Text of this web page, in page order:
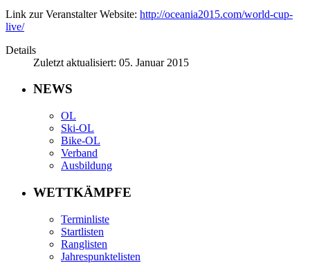
Link zur Veranstalter Website: http://oceania2015.com/world-cup-
live/
Details
Zuletzt aktualisiert: 05. Januar 2015
NEWS
OL
Ski-OL
Bike-OL
Verband
Ausbildung
WETTKÄMPFE
Terminliste
Startlisten
Ranglisten
Jahrespunktelisten